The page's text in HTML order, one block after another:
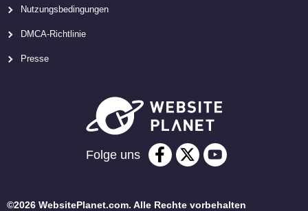
Nutzungsbedingungen
DMCA-Richtlinie
Presse
Folge uns
©2026 WebsitePlanet.com. Alle Rechte vorbehalten